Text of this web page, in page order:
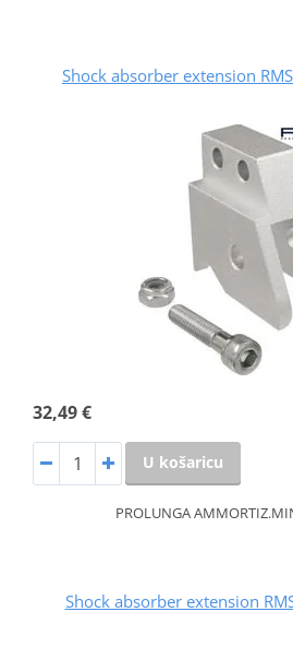
Shock absorber extension
32,49 €
U košaricu
PROLUNGA
Shock absorber extension